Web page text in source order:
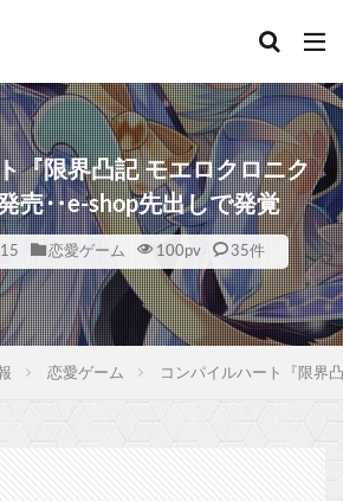
『限界凸記 モエロクロニク
売‥e-shop先出しで発覚
恋愛ゲーム 100pv 35件
恋愛ゲーム コンパイルハート『限界